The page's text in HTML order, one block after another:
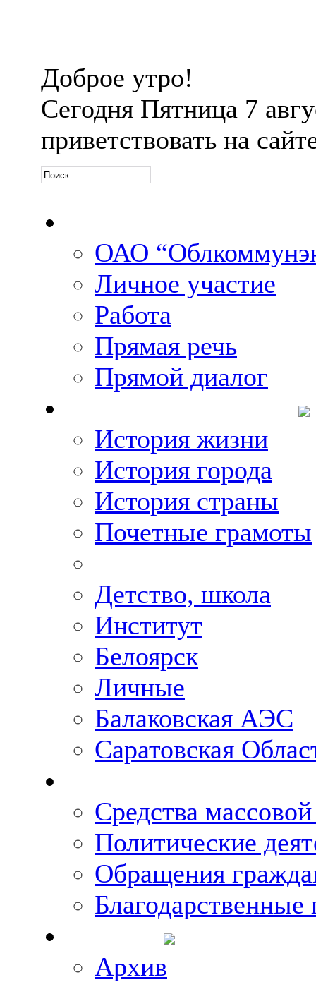
Доброе утро!
Сегодня Пятница 7
приветствовать на
ОАО
Личное участие
Работа
Прямая речь
Прямой диалог
История жизни
История города
История страны
Почетные грамоты
Детство, школа
Институт
Белоярск
Личные
Балаковская АЭС
Саратовская
Средства
Политические
Обращения
Благодарственные
Архив